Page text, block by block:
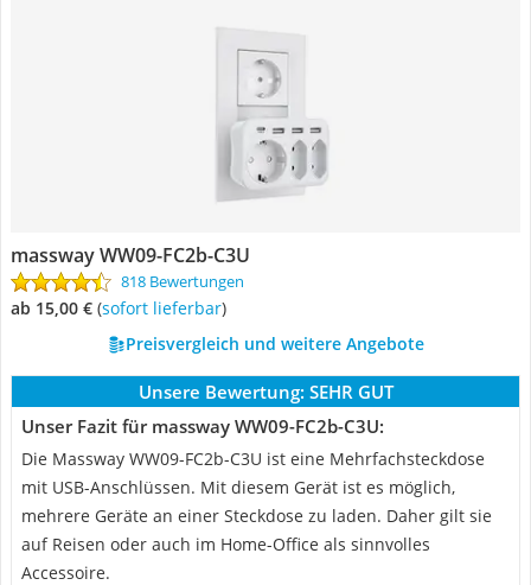
massway WW09-FC2b-C3U
818 Bewertungen
ab 15,00 € ( Sofort lieferbar)
Preisvergleich und weitere Angebote
Unsere Bewertung: SEHR GUT
Unser Fazit für massway WW09-FC2b-C3U:
Die Massway WW09-FC2b-C3U ist eine Mehrfachsteckdose
mit USB-Anschlüssen. Mit diesem Gerät ist es möglich,
mehrere Geräte an einer Steckdose zu laden. Daher gilt sie
auf Reisen oder auch im Home-Office als sinnvolles
Accessoire.